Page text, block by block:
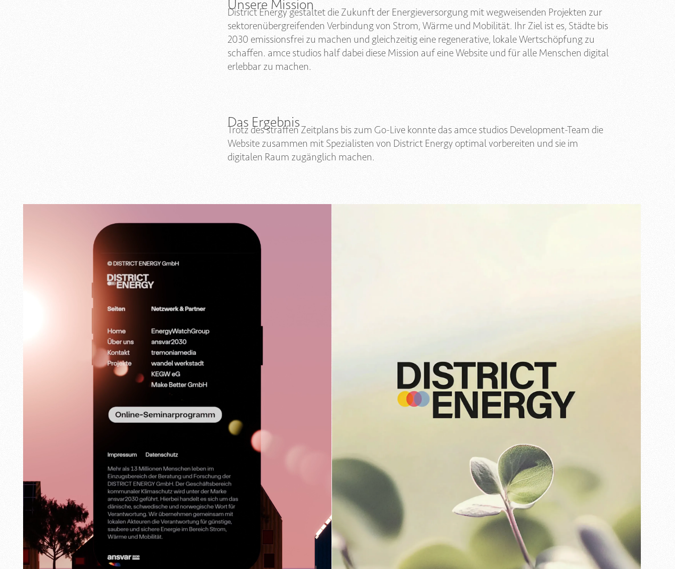
Unsere Mission
District Energy gestaltet die Zukunft der Energieversorgung mit wegweisenden Projekten zur
sektorenübergreifenden Verbindung von Strom, Wärme und Mobilität. Ihr Ziel ist es, Städte bis
2030 emissionsfrei zu machen und gleichzeitig eine regenerative, lokale Wertschöpfung zu
schaffen. amce studios half dabei diese Mission auf eine Website und für alle Menschen digital
erlebbar zu machen.
Das Ergebnis
Trotz des straffen Zeitplans bis zum Go-Live konnte das amce studios Development-Team die
Website zusammen mit Spezialisten von District Energy optimal vorbereiten und sie im
digitalen Raum zugänglich machen.